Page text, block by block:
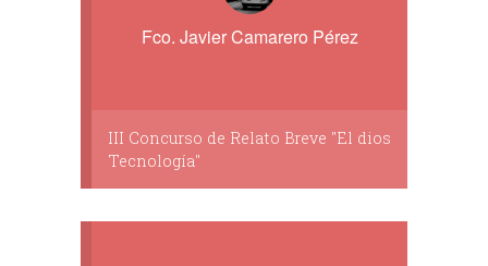
Fco. Javier Camarero Pérez
III Concurso de Relato Breve "El dios
Tecnología"